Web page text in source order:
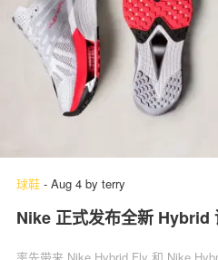
球鞋 - Aug 4 by terry
Nike 正式发布全新 Hybrid